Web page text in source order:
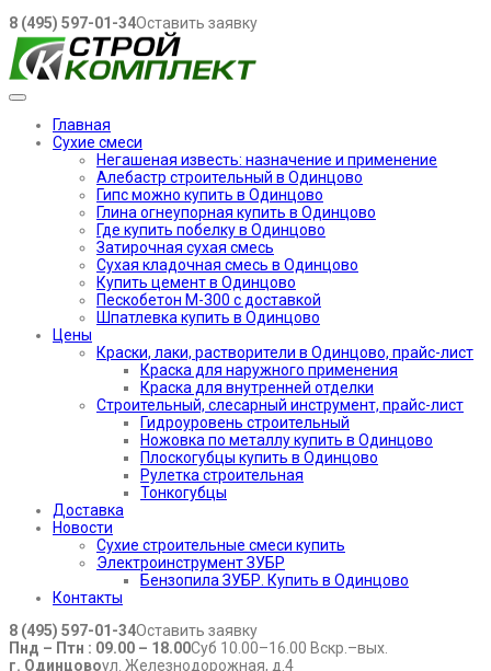
8 (495) 597-01-34Оставить заявку
Главная
Сухие смеси
Негашеная известь: назначение и применение
Алебастр строительный в Одинцово
Гипс можно купить в Одинцово
Глина огнеупорная купить в Одинцово
Где купить побелку в Одинцово
Затирочная сухая смесь
Сухая кладочная смесь в Одинцово
Купить цемент в Одинцово
Пескобетон М-300 с доставкой
Шпатлевка купить в Одинцово
Цены
Краски, лаки, растворители в Одинцово, прайс-лист
Краска для наружного применения
Краска для внутренней отделки
Строительный, слесарный инструмент, прайс-лист
Гидроуровень строительный
Ножовка по металлу купить в Одинцово
Плоскогубцы купить в Одинцово
Рулетка строительная
Тонкогубцы
Доставка
Новости
Сухие строительные смеси купить
Электроинструмент ЗУБР
Бензопила ЗУБР. Купить в Одинцово
Контакты
8 (495) 597-01-34Оставить заявку
Пнд – Птн : 09.00 – 18.00Суб 10.00–16.00 Вскр.–вых.
г. Одинцовоул. Железнодорожная, д.4